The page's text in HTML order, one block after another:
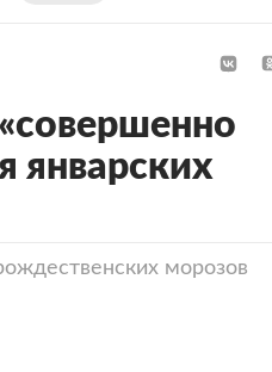
январских
морозов